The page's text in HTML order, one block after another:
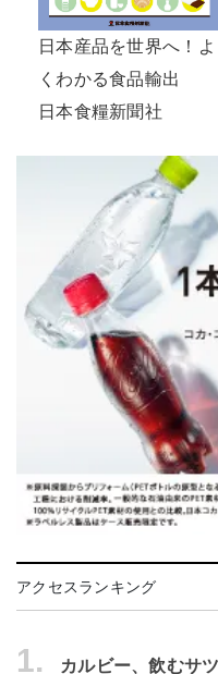
日本産品を世界へ！よ
くわかる食品輸出
日本食糧新聞社
アクセスランキング
1. カルビー、飲むサ